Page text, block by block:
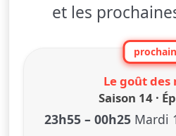
et les
Le goût des
Saison 14 ·
23h55 – 00h25 Mardi